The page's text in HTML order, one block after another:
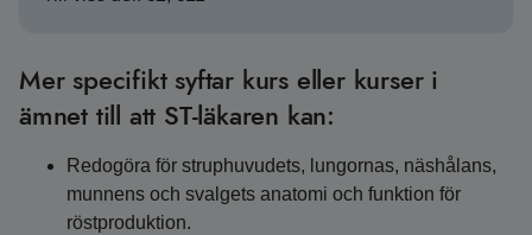
Mer specifikt syftar kurs eller kurser i
ämnet till att ST-läkaren kan:
Redogöra för struphuvudets, lungornas, näshålans,
munnens och svalgets anatomi och funktion för
röstproduktion.